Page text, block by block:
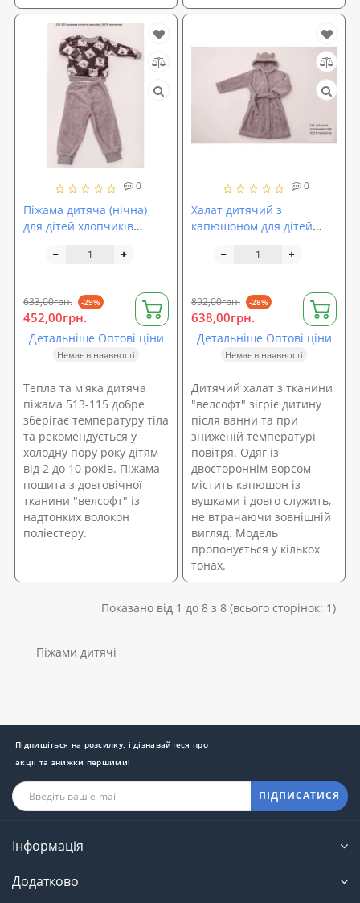
0
Піжама дитяча (нічна)
для дітей хлопчиків
633,00грн. -29%
452,00грн.
Детальніше Оптові ціни
Немає в наявності
Тепла та м'яка дитяча
піжама 513-115 добре
зберігає температуру тіла
та рекомендується у
холодну пору року дітям
від 2 до 10 років. Піжама
пошита з довговічної
тканини "велсофт" із
надтонких волокон
поліестеру.
0
Халат дитячий з
капюшоном для дітей
OBABY (514-115)
892,00грн. -28%
638,00грн.
Детальніше Оптові ціни
Немає в наявності
Дитячий халат з тканини
"велсофт" зігріє дитину
після ванни та при
зниженій температурі
повітря. Одяг із
двостороннім ворсом
містить капюшон із
вушками і довго служить,
не втрачаючи зовнішній
вигляд. Модель
пропонується у кількох
тонах.
Показано від 1 до 8 з 8 (всього сторінок: 1)
Піжами дитячі
Підпишіться на розсилку, і дізнавайтеся про
акції та знижки першими!
ПІДПИСАТИСЯ
Інформація
Додатково